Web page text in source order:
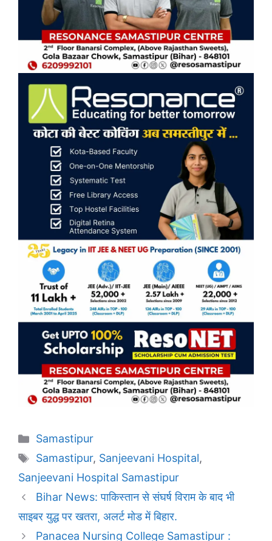
Categories
Samastipur
Tags
Samastipur, Sanjeevani Hospital,
Sanjeevani Hospital Samastipur
Bihar News: पाकिस्तान से संघर्ष विराम के बाद भी
साइबर युद्ध पर खतरा, अलर्ट मोड में बिहार.
Panacea Nursing College Samastipur :